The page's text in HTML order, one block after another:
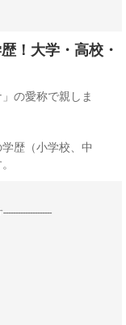
！大学・高校・
の愛称で親しま
歴（小学校、中